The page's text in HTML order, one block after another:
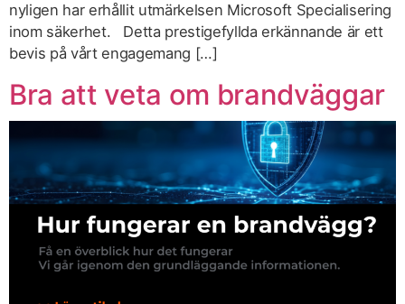
nyligen har erhållit utmärkelsen Microsoft Specialisering
inom säkerhet. Detta prestigefyllda erkännande är ett
bevis på vårt engagemang […]
Bra att veta om brandväggar